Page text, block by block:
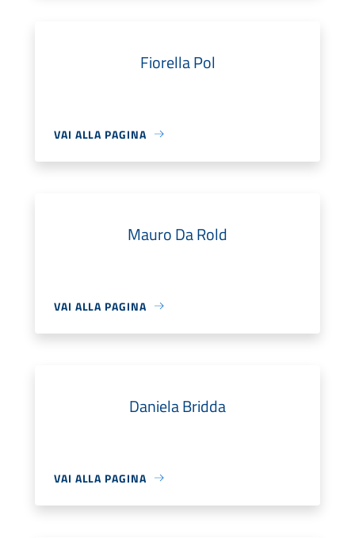
Fiorella Pol
VAI ALLA PAGINA
Mauro Da Rold
VAI ALLA PAGINA
Daniela Bridda
VAI ALLA PAGINA